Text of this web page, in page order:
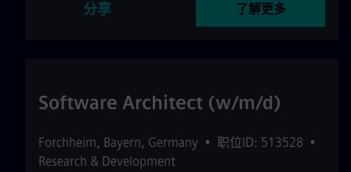
分享 了解更多
Software Architect (w/m/d)
Forchheim, Bayern, Germany • 职位ID: 513528 •
Research & Development